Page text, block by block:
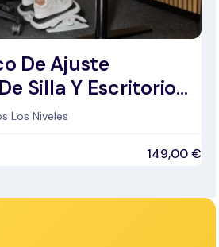
De Ajuste
Silla Y Escritorio
Los Niveles
149,00€